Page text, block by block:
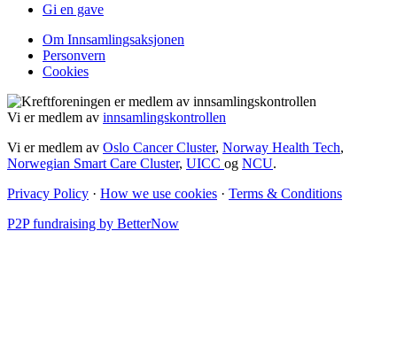
Gi en gave
Om Innsamlingsaksjonen
Personvern
Cookies
Vi er medlem av innsamlingskontrollen
Vi er medlem av Oslo Cancer Cluster, Norway Health Tech,
Norwegian Smart Care Cluster, UICC og NCU.
Privacy Policy · How we use cookies · Terms & Conditions
P2P fundraising by BetterNow